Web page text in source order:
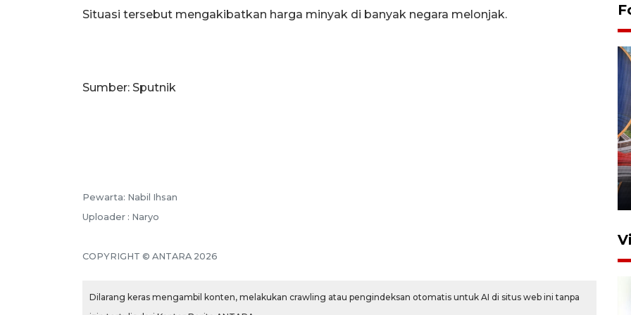
Situasi tersebut mengakibatkan harga minyak di banyak negara melonjak.
Sumber: Sputnik
Pewarta: Nabil Ihsan
Uploader : Naryo
COPYRIGHT © ANTARA 2026
Dilarang keras mengambil konten, melakukan crawling atau pengindeksan otomatis untuk AI di situs web ini tanpa